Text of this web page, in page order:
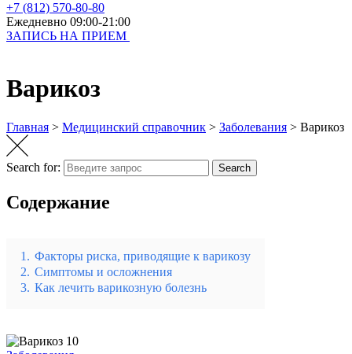
+7 (812) 570-80-80
Ежедневно 09:00-21:00
ЗАПИСЬ НА ПРИЕМ
Варикоз
Главная > Медицинский справочник > Заболевания > Варикоз
Search for: Search
Содержание
1. Факторы риска, приводящие к варикозу
2. Симптомы и осложнения
3. Как лечить варикозную болезнь